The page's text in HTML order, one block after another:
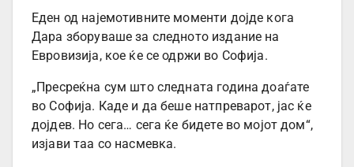
Еден од најемотивните моменти дојде кога
Дара зборуваше за следното издание на
Евровизија, кое ќе се одржи во Софија.
„Пресреќна сум што следната година доаѓате
во Софија. Каде и да беше натпреварот, јас ќе
дојдев. Но сега… сега ќе бидете во мојот дом“,
изјави таа со насмевка.